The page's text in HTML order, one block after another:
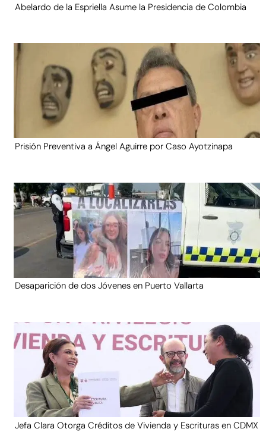
Abelardo de la Espriella Asume la Presidencia de Colombia
Prisión Preventiva a Ángel Aguirre por Caso Ayotzinapa
Desaparición de dos Jóvenes en Puerto Vallarta
Jefa Clara Otorga Créditos de Vivienda y Escrituras en CDMX